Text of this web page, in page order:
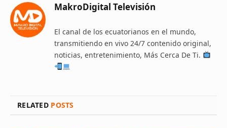
MakroDigital Televisión
El canal de los ecuatorianos en el mundo,
transmitiendo en vivo 24/7 contenido original,
noticias, entretenimiento, Más Cerca De Ti.
RELATED POSTS